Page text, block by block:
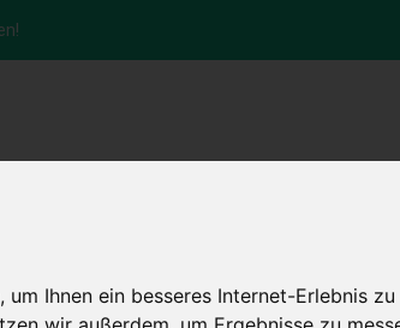
Ihnen ein besseres Internet-Erlebnis
HOME KONTAKT ABLAUF